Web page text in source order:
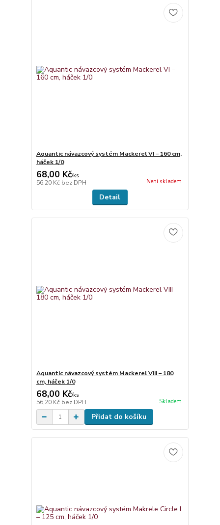
Aquantic návazcový systém Mackerel VI – 160 cm,
háček 1/0
68,00 Kč/ks
56,20 Kč bez DPH Není skladem
Detail
Aquantic návazcový systém Mackerel VIII – 180
cm, háček 1/0
68,00 Kč/ks
56,20 Kč bez DPH Skladem
Přidat do košíku